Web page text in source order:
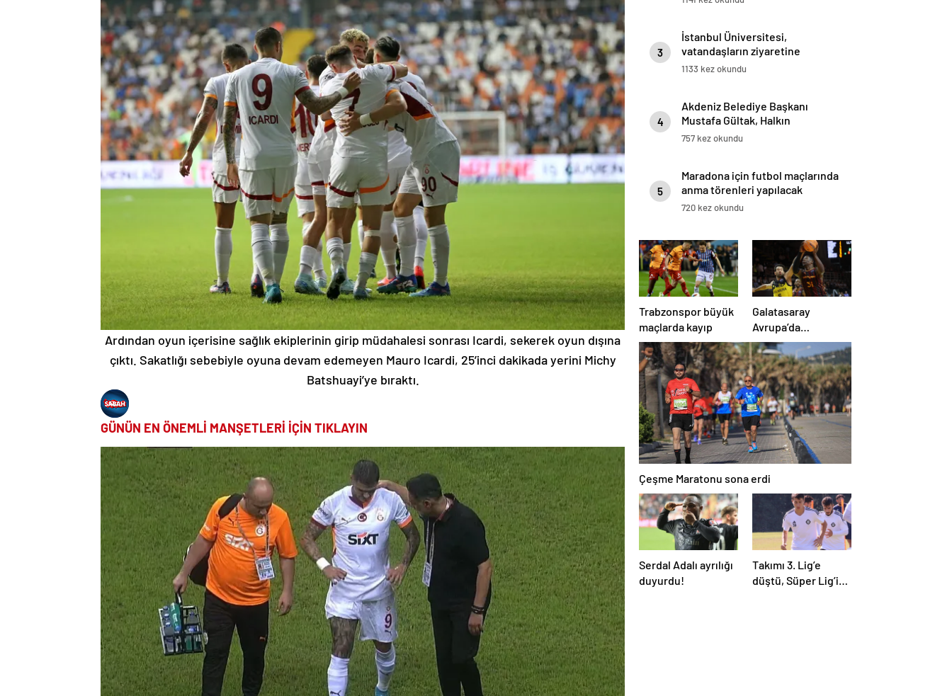
Ardından oyun içerisine sağlık ekiplerinin girip müdahalesi sonrası Icardi, sekerek oyun dışına
çıktı. Sakatlığı sebebiyle oyuna devam edemeyen Mauro Icardi, 25’inci dakikada yerini Michy
Batshuayi’ye bıraktı.
GÜNÜN EN ÖNEMLİ MANŞETLERİ İÇİN TIKLAYIN
3
İstanbul Üniversitesi,
vatandaşların ziyaretine
kısıtlama getirdi
1133 kez okundu
4
Akdeniz Belediye Başkanı
Mustafa Gültak, Halkın
Teveccühüyle Hizmete Devam
757 kez okundu
5
Maradona için futbol maçlarında
anma törenleri yapılacak
720 kez okundu
Trabzonspor büyük
maçlarda kayıp
Galatasaray
Avrupa’da
şampiyonluk için
parkede
Çeşme Maratonu sona erdi
Serdal Adalı ayrılığı
duyurdu!
Takımı 3. Lig’e
düştü, Süper Lig’in